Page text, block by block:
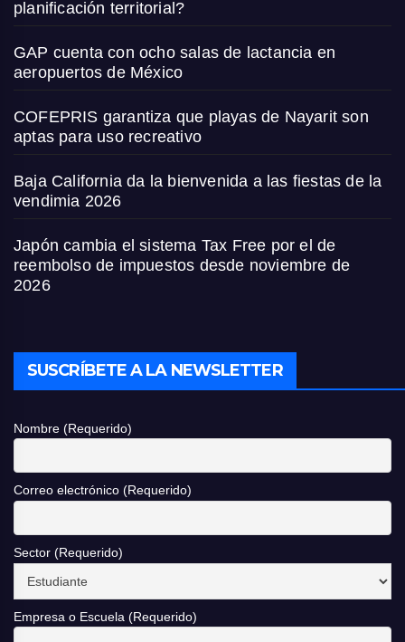
planificación territorial?
GAP cuenta con ocho salas de lactancia en
aeropuertos de México
COFEPRIS garantiza que playas de Nayarit son
aptas para uso recreativo
Baja California da la bienvenida a las fiestas de la
vendimia 2026
Japón cambia el sistema Tax Free por el de
reembolso de impuestos desde noviembre de
2026
SUSCRÍBETE A LA NEWSLETTER
Nombre (Requerido)
Correo electrónico (Requerido)
Sector (Requerido)
Empresa o Escuela (Requerido)